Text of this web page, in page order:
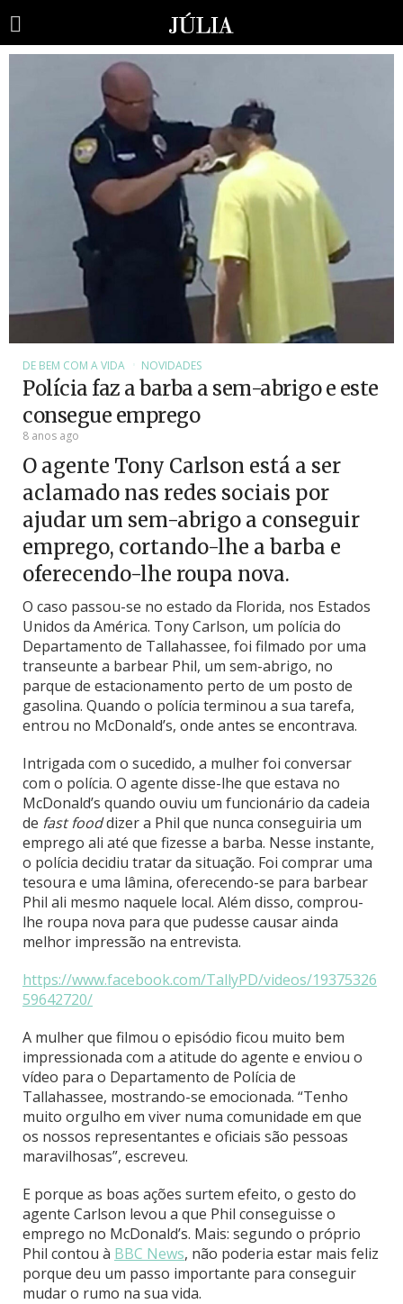
DE BEM COM A VIDA NOVIDADES
Polícia faz a barba a sem-abrigo e este
consegue emprego
8 anos ago
O agente Tony Carlson está a ser
aclamado nas redes sociais por
ajudar um sem-abrigo a conseguir
emprego, cortando-lhe a barba e
oferecendo-lhe roupa nova.
O caso passou-se no estado da Florida, nos Estados
Unidos da América. Tony Carlson, um polícia do
Departamento de Tallahassee, foi filmado por uma
transeunte a barbear Phil, um sem-abrigo, no
parque de estacionamento perto de um posto de
gasolina. Quando o polícia terminou a sua tarefa,
entrou no McDonald’s, onde antes se encontrava.
Intrigada com o sucedido, a mulher foi conversar
com o polícia. O agente disse-lhe que estava no
McDonald’s quando ouviu um funcionário da cadeia
de fast fooddizer a Phil que nunca conseguiria um
emprego ali até que fizesse a barba. Nesse instante,
o polícia decidiu tratar da situação. Foi comprar uma
tesoura e uma lâmina, oferecendo-se para barbear
Phil ali mesmo naquele local. Além disso, comprou-
lhe roupa nova para que pudesse causar ainda
melhor impressão na entrevista.
https://www.facebook.com/TallyPD/videos/19375326
59642720/
A mulher que filmou o episódio ficou muito bem
impressionada com a atitude do agente e enviou o
vídeo para o Departamento de Polícia de
Tallahassee, mostrando-se emocionada. “Tenho
muito orgulho em viver numa comunidade em que
os nossos representantes e oficiais são pessoas
maravilhosas”, escreveu.
E porque as boas ações surtem efeito, o gesto do
agente Carlson levou a que Phil conseguisse o
emprego no McDonald’s. Mais: segundo o próprio
Phil contou à BBC News, não poderia estar mais feliz
porque deu um passo importante para conseguir
mudar o rumo na sua vida.